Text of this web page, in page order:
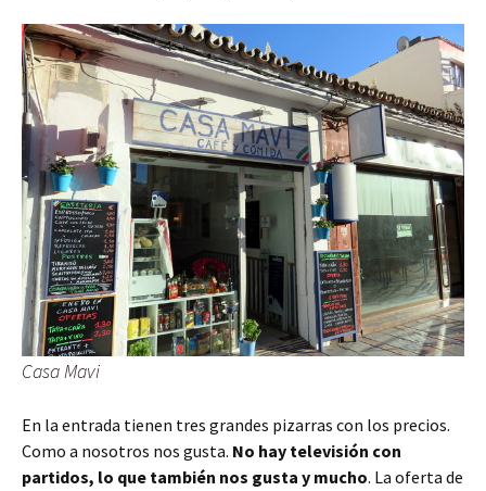
Casa Mavi
En la entrada tienen tres grandes pizarras con los precios.
Como a nosotros nos gusta. No hay televisión con
partidos, lo que también nos gusta y mucho. La oferta de